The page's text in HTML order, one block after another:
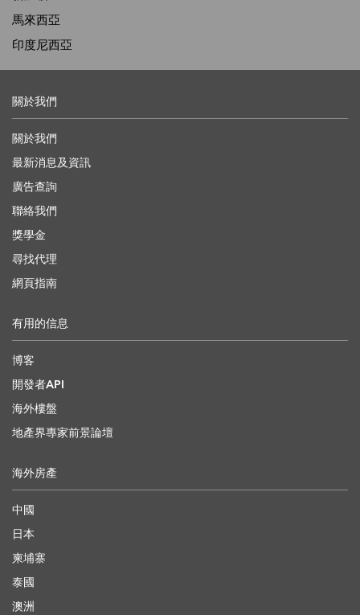
馬來西亞
印度尼西亞
關於我們
關於我們
最新消息及資訊
廣告查詢
聯絡我們
獎學金
尋找代理
網頁指南
有用的信息
博客
開發者API
海外樓盤
地產界專家前景論壇
海外房產
中國
日本
柬埔寨
泰國
澳洲